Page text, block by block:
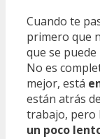
Cuando te
primero que
que se
No es
mejor, está
están atrás
trabajo, pero
un poco